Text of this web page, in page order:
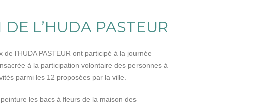
L’HUDA PASTEUR
l’HUDA PASTEUR ont participé à la journée
à la participation volontaire des personnes à
parmi les 12 proposées par la ville.
les bacs à fleurs de la maison des